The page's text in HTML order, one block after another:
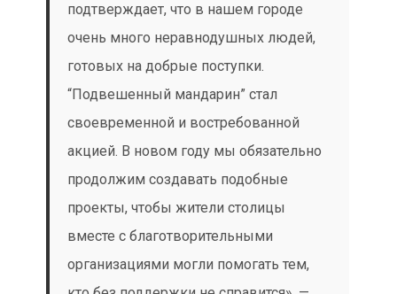
подтверждает, что в нашем городе
очень много неравнодушных людей,
готовых на добрые поступки.
“Подвешенный мандарин” стал
своевременной и востребованной
акцией. В новом году мы обязательно
продолжим создавать подобные
проекты, чтобы жители столицы
вместе с благотворительными
организациями могли помогать тем,